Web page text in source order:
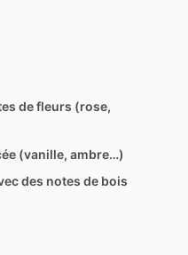
de fleurs (rose,
(vanille, ambre…)
des notes de bois